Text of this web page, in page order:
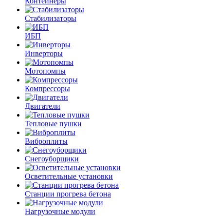
Стабилизаторы
ИБП
Инверторы
Мотопомпы
Компрессоры
Двигатели
Тепловые пушки
Виброплиты
Снегоуборщики
Осветительные установки
Станции прогрева бетона
Нагрузочные модули